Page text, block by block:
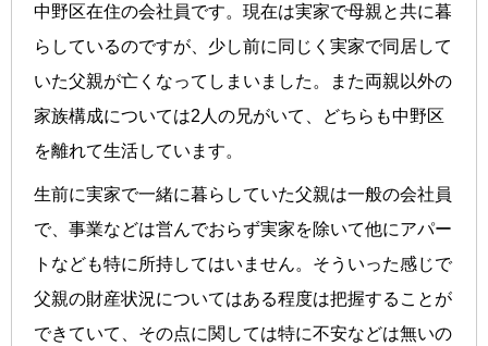
中野区在住の会社員です。現在は実家で母親と共に暮
らしているのですが、少し前に同じく実家で同居して
いた父親が亡くなってしまいました。また両親以外の
家族構成については2人の兄がいて、どちらも中野区
を離れて生活しています。
生前に実家で一緒に暮らしていた父親は一般の会社員
で、事業などは営んでおらず実家を除いて他にアパー
トなども特に所持してはいません。そういった感じで
父親の財産状況についてはある程度は把握することが
できていて、その点に関しては特に不安などは無いの